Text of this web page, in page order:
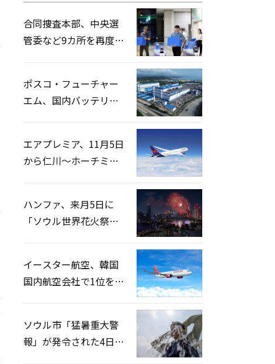
合同捜査本部、中央選
管委など9カ所を再度家
ポスコ・フューチャー
エム、国内バッテリー
エアプレミア、11月5日
から仁川〜ホーチミン
ハンファ、来月5日に
「ソウル世界花火祭り
イースター航空、韓国
国内航空会社で1位を記
ソウル市「猛暑重大警
報」が発令された4日、